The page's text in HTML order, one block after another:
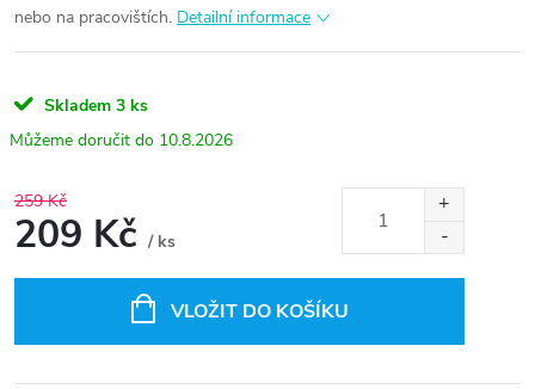
nebo na pracovištích. Detailní informace
Skladem 3 ks
10.8.2026
259 Kč
209 Kč / ks
VLOŽIT DO KOŠÍKU